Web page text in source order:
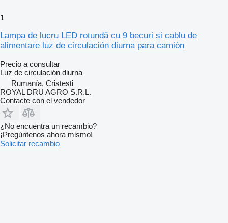
1
Lampa de lucru LED rotundă cu 9 becuri și cablu de
alimentare luz de circulación diurna para camión
Precio a consultar
Luz de circulación diurna
Rumanía, Cristesti
ROYAL DRU AGRO S.R.L.
Contacte con el vendedor
¿No encuentra un recambio?
¡Pregúntenos ahora mismo!
Solicitar recambio